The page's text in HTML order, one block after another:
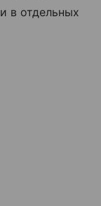
в отдельных